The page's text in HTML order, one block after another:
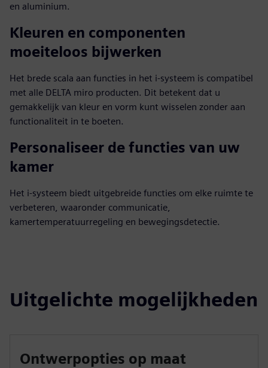
en aluminium.
Kleuren en componenten
moeiteloos bijwerken
Het brede scala aan functies in het i-systeem is compatibel
met alle DELTA miro producten. Dit betekent dat u
gemakkelijk van kleur en vorm kunt wisselen zonder aan
functionaliteit in te boeten.
Personaliseer de functies van uw
kamer
Het i-systeem biedt uitgebreide functies om elke ruimte te
verbeteren, waaronder communicatie,
kamertemperatuurregeling en bewegingsdetectie.
Uitgelichte mogelijkheden
Ontwerpopties op maat